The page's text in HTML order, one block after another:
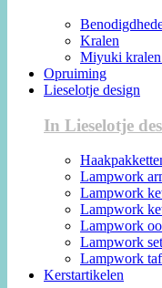
Kralen
Miyuki
Opruiming
Lieselotje design
In Lieselotje
Lampwork
Lampwork
Lampwork
Lampwork
Lampwork
Lampwork
Kerstartikelen